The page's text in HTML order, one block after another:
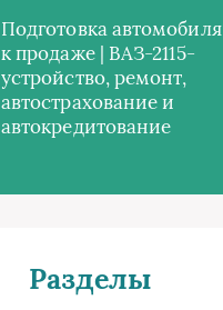
Подготовка автомобиля
к продаже | ВАЗ-2115-
устройство, ремонт,
автострахование и
автокредитование
Разделы